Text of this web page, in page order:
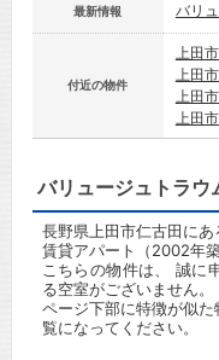
最新情報 バリ
付近の物件
上田
上田
上田
上田
バリュージュトラウ
長野県上田市仁古田に
賃貸アパート（2002年築
こちらの物件は、 誠に
る空室がございません。
ページ下部に特徴が似
覧になってください。